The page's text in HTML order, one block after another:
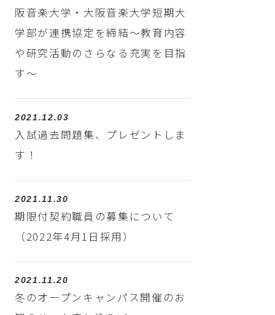
阪音楽大学・大阪音楽大学短期大
学部が連携協定を締結～教育内容
や研究活動のさらなる充実を目指
す～
2021.12.03
入試過去問題集、プレゼントしま
す！
2021.11.30
期限付契約職員の募集について
（2022年4月1日採用）
2021.11.20
冬のオープンキャンパス開催のお